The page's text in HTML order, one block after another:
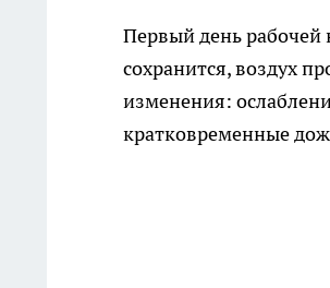
Первый день рабочей
сохранится, воздух
изменения:
кратковременные